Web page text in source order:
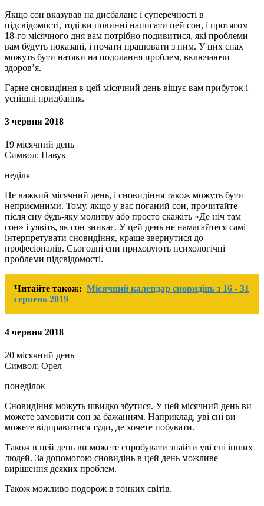
Якщо сон вказував на дисбаланс і суперечності в
підсвідомості, тоді ви повинні написати цей сон, і протягом
18-го місячного дня вам потрібно подивитися, які проблеми
вам будуть показані, і почати працювати з ним. У цих снах
можуть бути натяки на подолання проблем, включаючи
здоров’я.
Гарне сновидіння в цей місячний день віщує вам прибуток і
успішні придбання.
3 червня 2018
19 місячний день
Символ: Павук
неділя
Це важкий місячний день, і сновидіння також можуть бути
неприємними. Тому, якщо у вас поганий сон, прочитайте
після сну будь-яку молитву або просто скажіть «Де ніч там
сон» і уявіть, як сон зникає. У цей день не намагайтеся самі
інтерпретувати сновидіння, краще звернутися до
професіоналів. Сьогодні сни приховують психологічні
проблеми підсвідомості.
Читайте також: Місячний календар сновидінь з 16 - 31
серпень 2019
4 червня 2018
20 місячний день
Символ: Орел
понеділок
Сновидіння можуть швидко збутися. У цей місячний день ви
можете замовити сон за бажанням. Наприклад, уві сні ви
можете відправитися туди, де хочете побувати.
Також в цей день ви можете спробувати знайти уві сні інших
людей. За допомогою сновидінь в цей день можливе
вирішення деяких проблем.
Також можливо подорож в тонких світів.